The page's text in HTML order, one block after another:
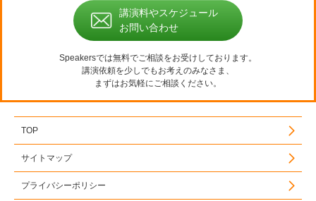
講演料やスケジュール
お問い合わせ
Speakersでは無料でご相談をお受けしております。
講演依頼を少しでもお考えのみなさま、
まずはお気軽にご相談ください。
TOP
サイトマップ
プライバシーポリシー